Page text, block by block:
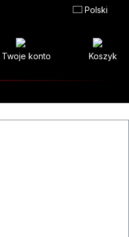
Polski
Twoje konto Koszyk